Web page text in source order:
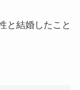
と結婚したこと